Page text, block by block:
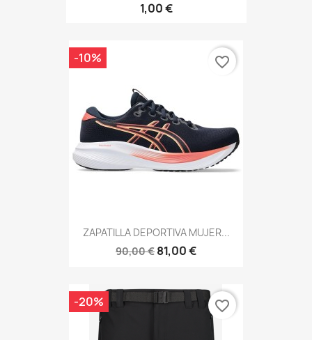
1,00 €
ZAPATILLA DEPORTIVA MUJER...
90,00 € 81,00 €
-10% favorite_border
-20% favorite_border